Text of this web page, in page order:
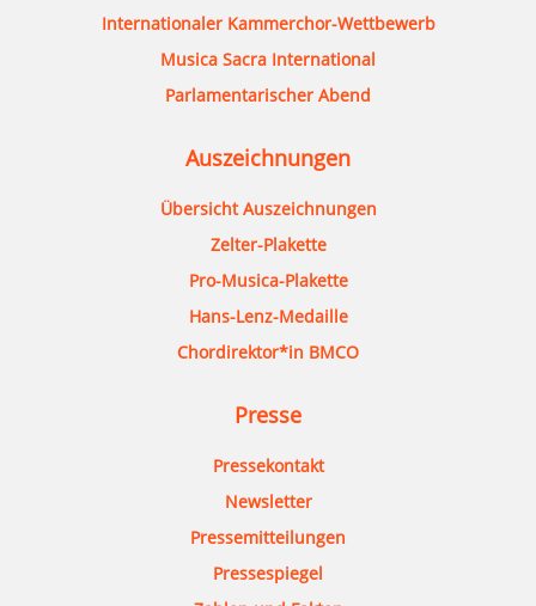
Internationaler Kammerchor-Wettbewerb
Musica Sacra International
Parlamentarischer Abend
Auszeichnungen
Übersicht Auszeichnungen
Zelter-Plakette
Pro-Musica-Plakette
Hans-Lenz-Medaille
Chordirektor*in BMCO
Presse
Pressekontakt
Newsletter
Pressemitteilungen
Pressespiegel